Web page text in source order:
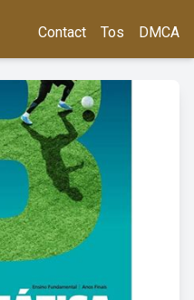
Contact Tos DMCA